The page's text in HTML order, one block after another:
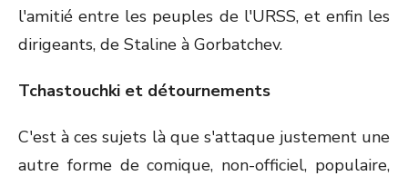
l'amitié entre les peuples de l'URSS, et enfin les
dirigeants, de Staline à Gorbatchev.
Tchastouchki et détournements
C'est à ces sujets là que s'attaque justement une
autre forme de comique, non-officiel, populaire,